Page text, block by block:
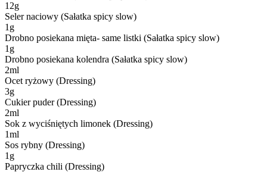
12g
Seler naciowy (Sałatka spicy slow)
1 g
Drobno posiekana mięta- same listki (Sałatka spicy slow)
1 g
Drobno posiekana kolendra (Sałatka spicy slow)
2ml
Ocet ryżowy (Dressing)
3g
Cukier puder (Dressing)
2ml
Sok z wyciśniętych limonek (Dressing)
1ml
Sos rybny (Dressing)
1 g
Papryczka chili (Dressing)